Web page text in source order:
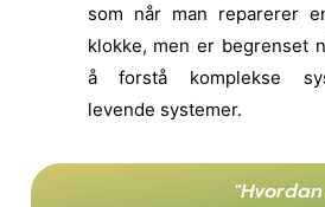
som når man reparerer
klokke, men er begrenset
å forstå komplekse
levende systemer.